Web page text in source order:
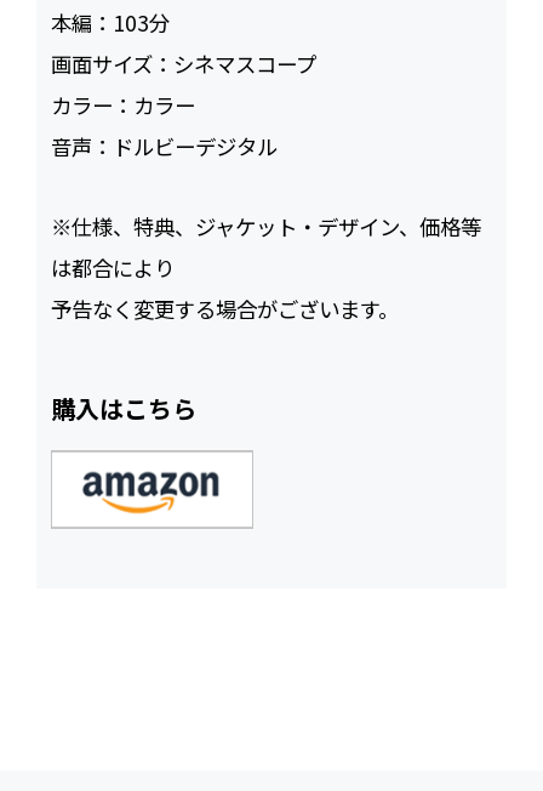
本編： 103
画面サイズ： シネマスコープ
カラー： カラー
音声： ドルビーデジタル
※仕様、特典、ジャケット・デザイン、価格等
は都合により
予告なく変更する場合がございます。
購入はこちら